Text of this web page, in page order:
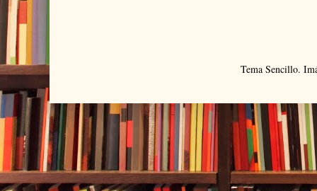
Tema Sencillo.